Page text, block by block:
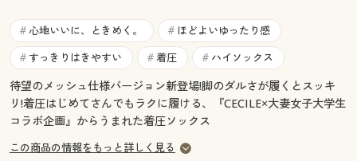
お気に入り
サポート
ご利用ガイド
よくある質問とお問い合わせ
ご利用ガイド
よくある質問とお問い合わせ
# 心地いいに、ときめく。 # ほどよいゆったり感
# すっきりはきやすい # 着圧 # ハイソックス
待望のメッシュ仕様バージョン新登場!脚のダルさが履くとスッキ
リ!着圧はじめてさんでもラクに履ける、『CECILE×大妻女子大学生
コラボ企画』からうまれた着圧ソックス
この商品の情報をもっと詳しく見る